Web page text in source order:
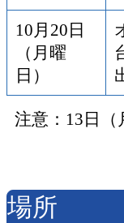
10月20日
（月曜
日）
注意：13日（
場所